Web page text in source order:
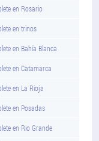
en Rosario
en trinos
en Bahía Blanca
en Catamarca
en La Rioja
en Posadas
en Rio Grande